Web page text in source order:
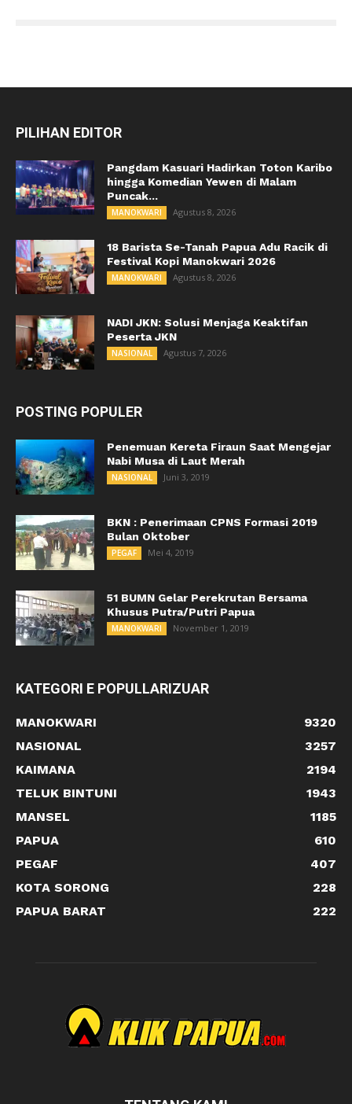
PILIHAN EDITOR
Pangdam Kasuari Hadirkan Toton Karibo
hingga Komedian Yewen di Malam
Puncak...
MANOKWARI Agustus 8, 2026
18 Barista Se-Tanah Papua Adu Racik di
Festival Kopi Manokwari 2026
MANOKWARI Agustus 8, 2026
NADI JKN: Solusi Menjaga Keaktifan
Peserta JKN
NASIONAL Agustus 7, 2026
POSTING POPULER
Penemuan Kereta Firaun Saat Mengejar
Nabi Musa di Laut Merah
NASIONAL Juni 3, 2019
BKN : Penerimaan CPNS Formasi 2019
Bulan Oktober
PEGAF Mei 4, 2019
51 BUMN Gelar Perekrutan Bersama
Khusus Putra/Putri Papua
MANOKWARI November 1, 2019
KATEGORI E POPULLARIZUAR
MANOKWARI
9320
NASIONAL
3257
KAIMANA
2194
TELUK BINTUNI
1943
MANSEL
1185
PAPUA
610
PEGAF
407
KOTA SORONG
228
PAPUA BARAT
222